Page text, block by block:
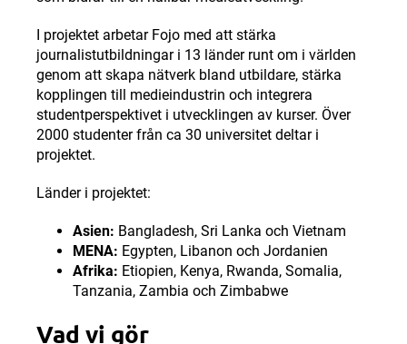
I projektet arbetar Fojo med att stärka
journalistutbildningar i 13 länder runt om i världen
genom att skapa nätverk bland utbildare, stärka
kopplingen till medieindustrin och integrera
studentperspektivet i utvecklingen av kurser. Över
2000 studenter från ca 30 universitet deltar i
projektet.
Länder i projektet:
Asien: Bangladesh, Sri Lanka och Vietnam
MENA: Egypten, Libanon och Jordanien
Afrika: Etiopien, Kenya, Rwanda, Somalia,
Tanzania, Zambia och Zimbabwe
Vad vi gör